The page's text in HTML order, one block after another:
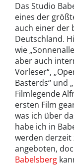
Das Studio
eines der
auch einer der
Deutschland.
wie
aber auch
Vorleser“,
Basterds“ und
Filmlegende
ersten Film
was ich über
habe ich in
werden derzeit
angeboten,
Babelsberg